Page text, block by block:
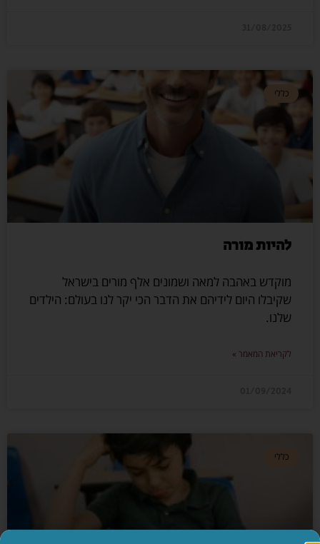
כללי
להיות מורה
מוקדש באהבה למאה ושמונים אלף מורים בישראל
שקיבלו היום לידיהם את הדבר הכי יקר לנו בעולם: הילדים
שלנו.
לקריאת המאמר »
כללי